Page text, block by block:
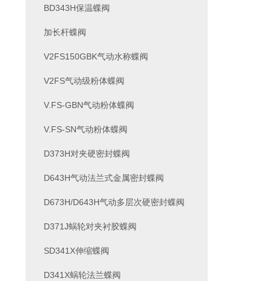
BD343H保温蝶阀
加长杆蝶阀
V2FS150GBK气动水称蝶阀
V2FS气动级粉体蝶阀
V.FS-GBN气动粉体蝶阀
V.FS-SN气动粉体蝶阀
D373H对夹硬密封蝶阀
D643H气动法兰式金属密封蝶阀
D673H/D643H气动多层次硬密封蝶阀
D371J蜗轮对夹衬胶蝶阀
SD341X伸缩蝶阀
D341X蜗轮法兰蝶阀